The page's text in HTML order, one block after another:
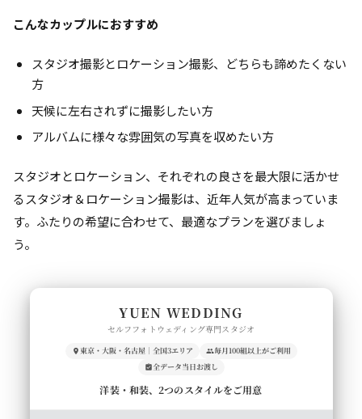
こんなカップルにおすすめ
スタジオ撮影とロケーション撮影、どちらも諦めたくない
方
天候に左右されずに撮影したい方
アルバムに様々な雰囲気の写真を収めたい方
スタジオとロケーション、それぞれの良さを最大限に活かせ
るスタジオ＆ロケーション撮影は、近年人気が高まっていま
す。ふたりの希望に合わせて、最適なプランを選びましょ
う。
YUEN WEDDING
セルフフォトウェディング専門スタジオ
東京・大阪・名古屋｜全国3エリア
毎月100組以上がご利用
全データ当日お渡し
洋装・和装、2つのスタイルをご用意